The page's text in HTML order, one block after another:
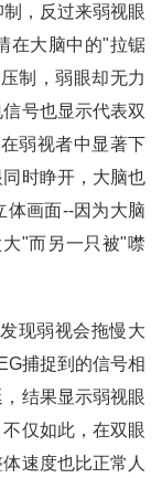
，反过来弱视眼
在大脑中的"拉锯
制，弱眼却无力
号也显示代表双
弱视者中显著下
时睁开，大脑也
体画面--因为大脑
"而另一只被"噤
现弱视会拖慢大
捕捉到的信号相
结果显示弱视眼
仅如此，在双眼
速度也比正常人